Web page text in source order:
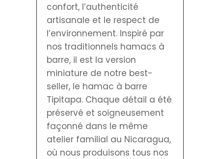
confort, l’authenticité
artisanale et le respect de
l’environnement. Inspiré par
nos traditionnels hamacs à
barre, il est la version
miniature de notre best-
seller, le hamac à barre
Tipitapa. Chaque détail a été
préservé et soigneusement
façonné dans le même
atelier familial au Nicaragua,
où nous produisons tous nos